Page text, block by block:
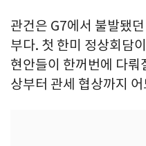
관건은 G7에서 불발됐
부다. 첫 한미 정상회담
현안들이 한꺼번에 다뤄
상부터 관세 협상까지